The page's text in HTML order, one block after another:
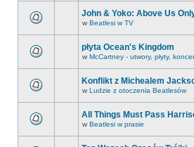
John & Yoko: Above Us
w Beatlesi w TV
płyta Ocean's Kingdom
w McCartney - utwory, płyty,
Konflikt z Michealem
w Ludzie z otoczenia Beatlesów
All Things Must Pass
w Beatlesi w prasie